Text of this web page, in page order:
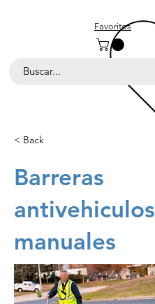
Favoritos
< Back
Barreras
antivehiculos
manuales